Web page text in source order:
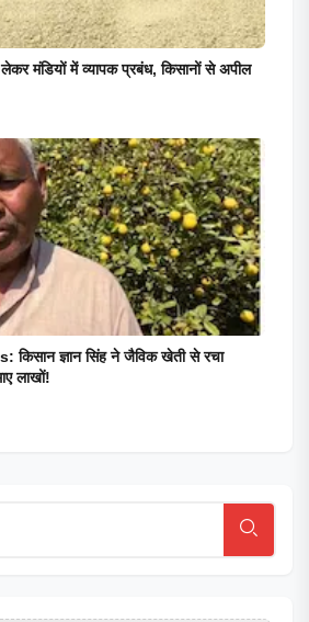
मंडियों में व्यापक प्रबंध, किसानों से अपील
ज्ञान सिंह ने जैविक खेती से रचा
लाखों!